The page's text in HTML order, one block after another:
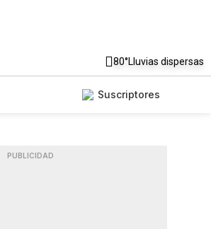
80°Lluvias dispersas
Suscriptores
PUBLICIDAD